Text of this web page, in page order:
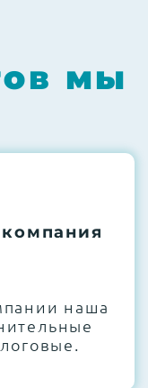
BIOS, RAID-
100%
для
подсистем
мы
наша